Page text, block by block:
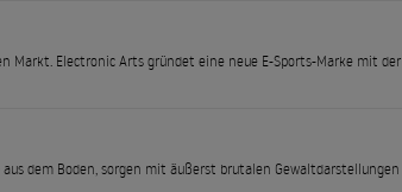
Markt. Electronic Arts gründet eine neue E-Sports-Marke mit der
dem Boden, sorgen mit äußerst brutalen Gewaltdarstellungen